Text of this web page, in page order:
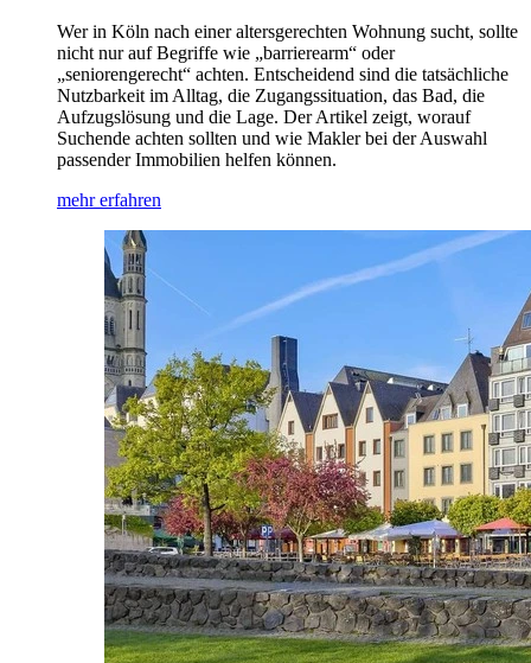
Wer in Köln nach einer altersgerechten Wohnung sucht, sollte
nicht nur auf Begriffe wie „barrierearm“ oder
„seniorengerecht“ achten. Entscheidend sind die tatsächliche
Nutzbarkeit im Alltag, die Zugangssituation, das Bad, die
Aufzugslösung und die Lage. Der Artikel zeigt, worauf
Suchende achten sollten und wie Makler bei der Auswahl
passender Immobilien helfen können.
mehr erfahren